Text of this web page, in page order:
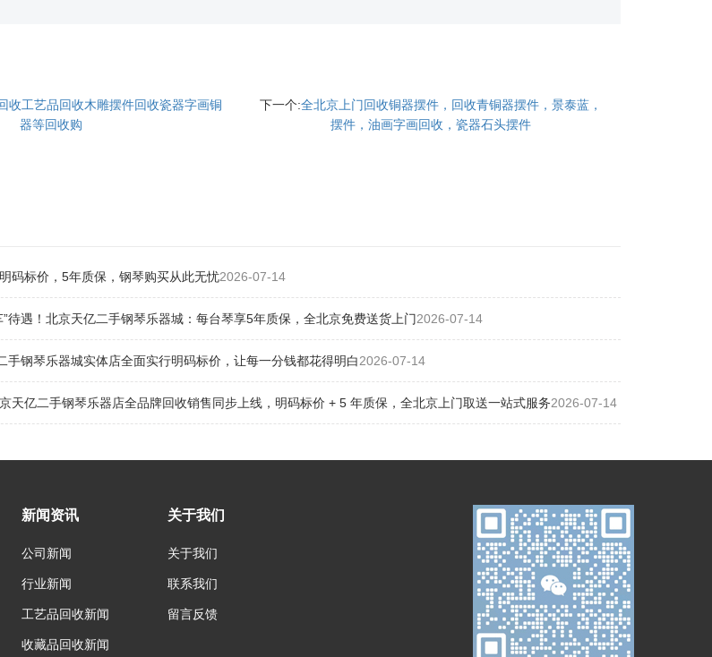
收工艺品回收木雕摆件回收瓷器字画铜
器等回收购
下一个:全北京上门回收铜器摆件，回收青铜器摆件，景泰蓝，
摆件，油画字画回收，瓷器石头摆件
码标价，5年质保，钢琴购买从此无忧2026-07-14
待遇！北京天亿二手钢琴乐器城：每台琴享5年质保，全北京免费送货上门2026-07-14
手钢琴乐器城实体店全面实行明码标价，让每一分钱都花得明白2026-07-14
天亿二手钢琴乐器店全品牌回收销售同步上线，明码标价 + 5 年质保，全北京上门取送一站式服务2026-07-14
新闻资讯
公司新闻
行业新闻
工艺品回收新闻
收藏品回收新闻
关于我们
关于我们
联系我们
留言反馈